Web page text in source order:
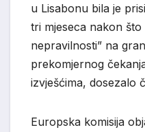
u Lisabonu bila je
tri mjeseca nakon što
nepravilnosti” na
prekomjernog
izvješćima, dosezalo
Europska komisija